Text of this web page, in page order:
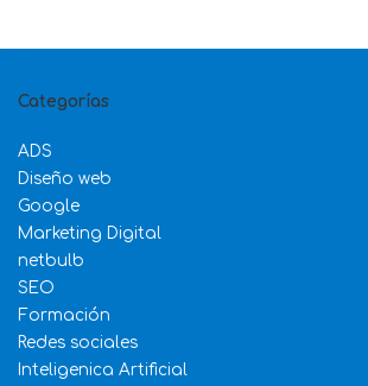
Categorías
ADS
Diseño web
Google
Marketing Digital
netbulb
SEO
Formación
Redes sociales
Inteligenica Artificial